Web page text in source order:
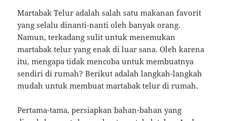
Martabak Telur adalah salah satu makanan favorit
yang selalu dinanti-nanti oleh banyak orang.
Namun, terkadang sulit untuk menemukan
martabak telur yang enak di luar sana. Oleh karena
itu, mengapa tidak mencoba untuk membuatnya
sendiri di rumah? Berikut adalah langkah-langkah
mudah untuk membuat martabak telur di rumah.
Pertama-tama, persiapkan bahan-bahan yang